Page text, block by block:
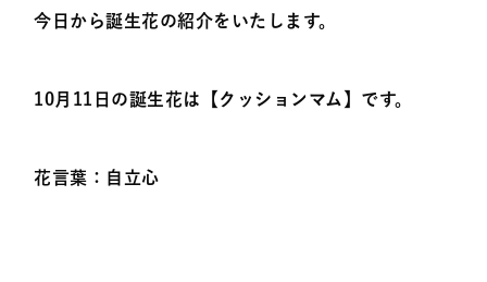
今日から誕生花の紹介をいたします。
10月11日の誕生花は【 クッションマム 】です。
花言葉： 自立心